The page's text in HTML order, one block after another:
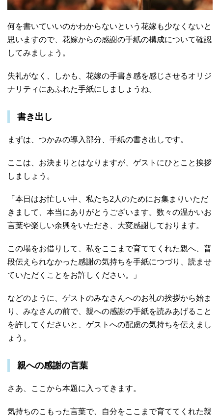
何を書いていいのかわからないという花嫁も少なくないと
思いますので、花嫁からの感謝の手紙の構成について確認
してみましょう。
失礼がなく、しかも、花嫁の手書き感を感じさせるオリジ
ナリティにあふれた手紙にしましょうね。
書き出し
まずは、つかみの導入部分、手紙の書き出しです。
ここは、お決まりとはなりますが、ゲストにひとこと挨拶
しましょう。
「本日はお忙しい中、私たち2人のためにお集まりいただ
きまして、本当にありがとうございます。数々の温かいお
言葉や楽しい余興をいただき、大変感謝しております。
この場をお借りして、私をここまで育ててくれた親へ、普
段伝えられなかった感謝の気持ちを手紙につづり、読ませ
ていただくことをお許しください。」
などのように、ゲストのみなさんへのお礼の挨拶から始ま
り、みなさんの前で、親への感謝の手紙を読みあげること
を許してくださいと、ゲストへの配慮の気持ちを伝えまし
ょう。
親への感謝の言葉
さあ、ここから本題に入ってきます。
気持ちのこもった言葉で、自分をここまで育ててくれた親